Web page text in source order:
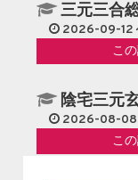
三元三合
2026-09-12
こ
陰宅三元
2026-08-
こ